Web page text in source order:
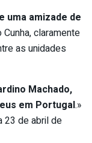
uma amizade de
claramente
as unidades
Machado,
em Portugal.»
23 de abril de